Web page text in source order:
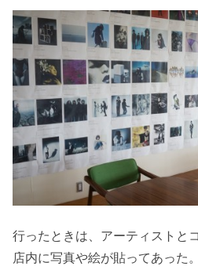
行ったときは、アーティストと
店内に写真や絵が貼ってあった。